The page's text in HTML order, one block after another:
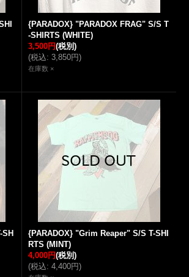
{PARADOX} "PARADOX FRAG" S/S T
-SHIRTS (WHITE)
3,500円(税別)
(税込: 3,850円)
在庫数 ×
{PARADOX} "Grim Reaper" S/S T-SHI
RTS (MINT)
4,000円(税別)
(税込: 4,400円)